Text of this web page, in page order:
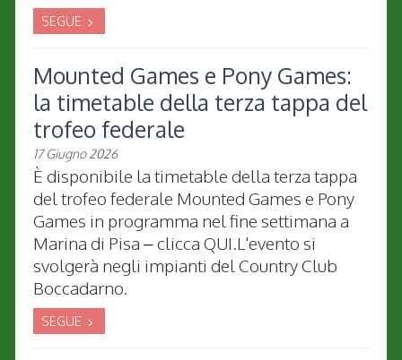
SEGUE
Mounted Games e Pony Games:
la timetable della terza tappa del
trofeo federale
17 Giugno 2026
È disponibile la timetable della terza tappa
del trofeo federale Mounted Games e Pony
Games in programma nel fine settimana a
Marina di Pisa – clicca QUI.L'evento si
svolgerà negli impianti del Country Club
Boccadarno.
SEGUE